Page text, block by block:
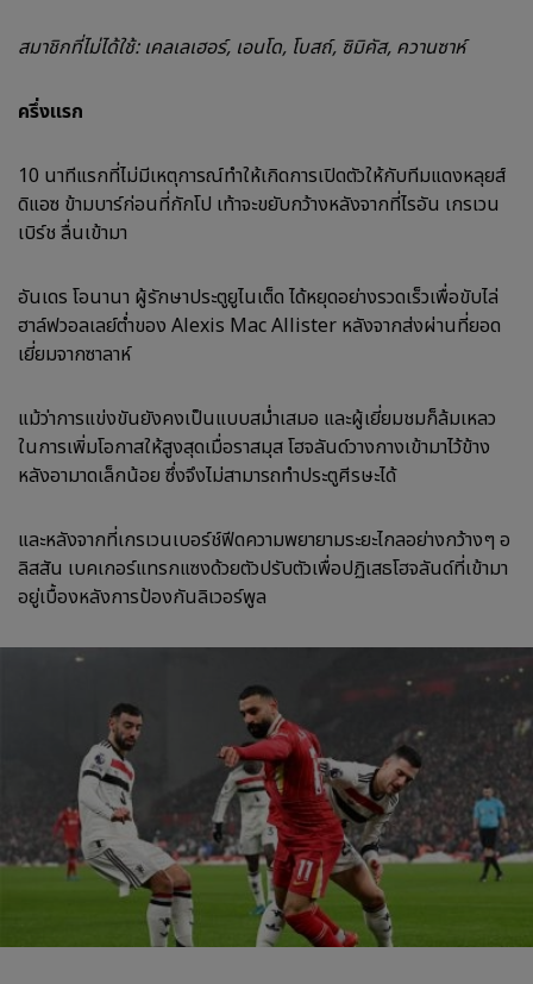
สมาชิกที่ไม่ได้ใช้: เคลเลเฮอร์, เอนโด, โบสถ์, ซิมิคัส, ควานซาห์
ครึ่งแรก
10 นาทีแรกที่ไม่มีเหตุการณ์ทำให้เกิดการเปิดตัวให้กับทีมแดงหลุยส์
ดิแอซ ข้ามบาร์ก่อนที่กักโป เท้าจะขยับกว้างหลังจากที่ไรอัน เกรเวน
เบิร์ช ลื่นเข้ามา
อันเดร โอนานา ผู้รักษาประตูยูไนเต็ด ได้หยุดอย่างรวดเร็วเพื่อขับไล่
ฮาล์ฟวอลเลย์ต่ำของ Alexis Mac Allister หลังจากส่งผ่านที่ยอด
เยี่ยมจากซาลาห์
แม้ว่าการแข่งขันยังคงเป็นแบบสม่ำเสมอ และผู้เยี่ยมชมก็ล้มเหลว
ในการเพิ่มโอกาสให้สูงสุดเมื่อราสมุส โฮจลันด์วางกางเข้ามาไว้ข้าง
หลังอามาดเล็กน้อย ซึ่งจึงไม่สามารถทำประตูศีรษะได้
และหลังจากที่เกรเวนเบอร์ช์ฟีดความพยายามระยะไกลอย่างกว้างๆ อ
ลิสสัน เบคเกอร์แทรกแซงด้วยตัวปรับตัวเพื่อปฏิเสธโฮจลันด์ที่เข้ามา
อยู่เบื้องหลังการป้องกันลิเวอร์พูล